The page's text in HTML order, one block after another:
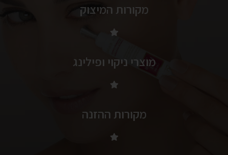
מקורות המיצוק
מוצרי ניקוי ופילינג
מקורות ההזנה